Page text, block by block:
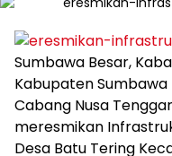
Sumbawa Besar,
Kabupaten Sumbawa
Cabang Nusa
meresmikan
Desa Batu Tering